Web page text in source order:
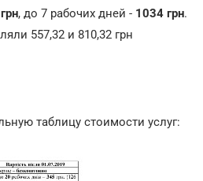
, до 7 рабочих дней - 1034 грн.
557,32 и 810,32 грн
таблицу стоимости услуг: